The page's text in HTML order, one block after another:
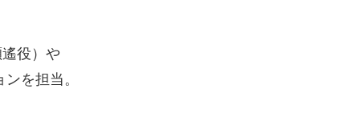
役）や
を担当。